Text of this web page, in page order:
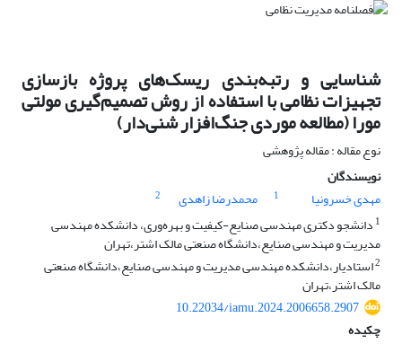
شناسایی و رتبه‌بندی ریسک‌های پروژه بازسازی
تجهیزات نظامی با استفاده از روش تصمیم‌گیری مولتی
مورا (مطالعه موردی جنگ‌افزار شنی‌دار)
نوع مقاله : مقاله پژوهشی
نویسندگان
مهدی خسرونیا
1 محمدرضا زاهدی
2
1 دانشجو دکتری مهندسی صنایع-کیفیت و بهره‌وری، دانشکده مهندسی
مدیریت و مهندسی صنایع،دانشگاه صنعتی مالک اشتر،تهران
2استادیار،دانشکده مهندسی مدیریت و مهندسی صنایع،دانشگاه صنعتی
مالک اشتر،تهران
10.22034/iamu.2024.2006658.2907
چکیده